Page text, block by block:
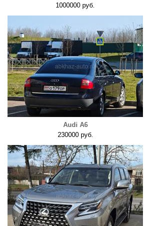
1000000 руб.
Audi A6
230000 руб.